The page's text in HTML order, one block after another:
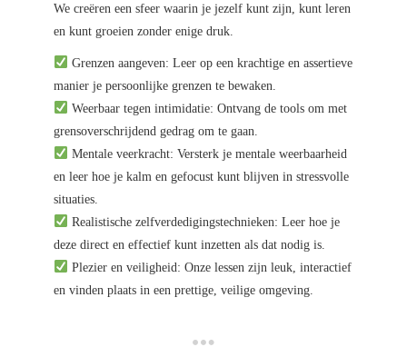
We creëren een sfeer waarin je jezelf kunt zijn, kunt leren
en kunt groeien zonder enige druk.
Grenzen aangeven: Leer op een krachtige en assertieve
manier je persoonlijke grenzen te bewaken.
Weerbaar tegen intimidatie: Ontvang de tools om met
grensoverschrijdend gedrag om te gaan.
Mentale veerkracht: Versterk je mentale weerbaarheid
en leer hoe je kalm en gefocust kunt blijven in stressvolle
situaties.
Realistische zelfverdedigingstechnieken: Leer hoe je
deze direct en effectief kunt inzetten als dat nodig is.
Plezier en veiligheid: Onze lessen zijn leuk, interactief
en vinden plaats in een prettige, veilige omgeving.